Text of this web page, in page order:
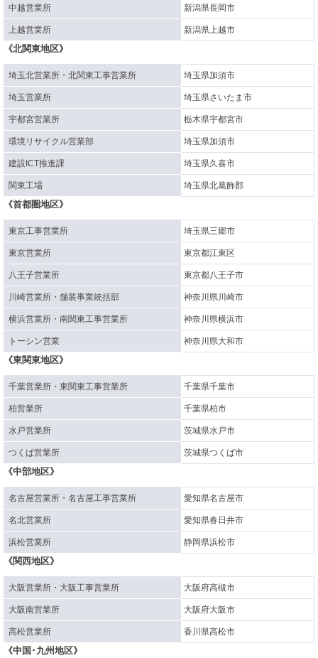
中越営業所 新潟県長岡市
上越営業所 新潟県上越市
《北関東地区》
埼玉北営業所・北関東工事営業所 埼玉県加須市
埼玉営業所 埼玉県さいたま市
宇都宮営業所 栃木県宇都宮市
環境リサイクル営業部 埼玉県加須市
建設ICT推進課 埼玉県久喜市
関東工場 埼玉県北葛飾郡
《首都圏地区》
東京工事営業所 埼玉県三郷市
東京営業所 東京都江東区
八王子営業所 東京都八王子市
川崎営業所・舗装事業統括部 神奈川県川崎市
横浜営業所・南関東工事営業所 神奈川県横浜市
トーシン営業 神奈川県大和市
《東関東地区》
千葉営業所・東関東工事営業所 千葉県千葉市
柏営業所 千葉県柏市
水戸営業所 茨城県水戸市
つくば営業所 茨城県つくば市
《中部地区》
名古屋営業所・名古屋工事営業所 愛知県名古屋市
名北営業所 愛知県春日井市
浜松営業所 静岡県浜松市
《関西地区》
大阪営業所・大阪工事営業所 大阪府高槻市
大阪南営業所 大阪府大阪市
高松営業所 香川県高松市
《中国･九州地区》